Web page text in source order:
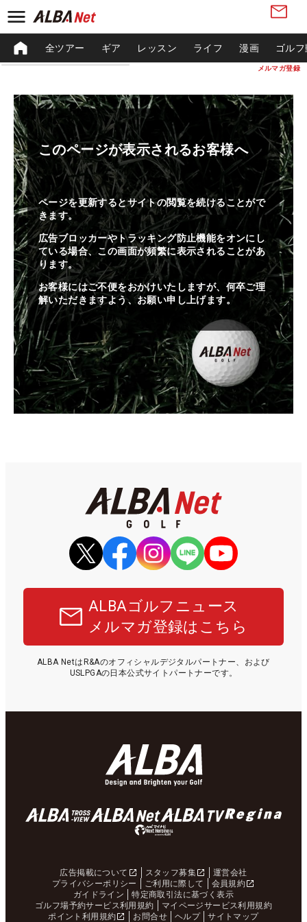
メルマガ登録
全ツアー ギア レッスン ライフ 漫画 ゴル
このページが表示されるお客様へ
ページを更新するとサイトの閲覧を続けることがで
きます。
広告ブロッカーやトラッキング防止機能をオンにし
ている場合、この画面が頻繁に表示されることがあ
ります。
お客様にはご不便をおかけいたしますが、何卒ご理
解いただきますよう、お願い申し上げます。
ALBAゴルフニュース
メルマガ登録はこちら
ALBA NetはR&Aのオフィシャルデジタルパートナー、および
USLPGAの日本公式サイトパートナーです。
広告掲載について スタッフ募集
運営会社
プライバシーポリシー
ご利用に際して
会員規約
ガイドライン
特定商取引法に基づく表示
ゴルフ場予約サービス利用規約
マイページサービス利用規約
ポイント利用規約
お問合せ ヘルプ サイトマップ